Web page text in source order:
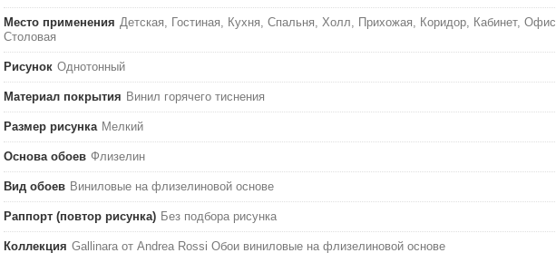
Место применения Детская, Гостиная, Кухня, Спальня, Холл, Прихожая, Коридор, Кабинет, Офис,
Столовая
Рисунок Однотонный
Материал покрытия Винил горячего тиснения
Размер рисунка Мелкий
Основа обоев Флизелин
Вид обоев Виниловые на флизелиновой основе
Раппорт (повтор рисунка) Без подбора рисунка
Коллекция Gallinara от Andrea Rossi Обои виниловые на флизелиновой основе